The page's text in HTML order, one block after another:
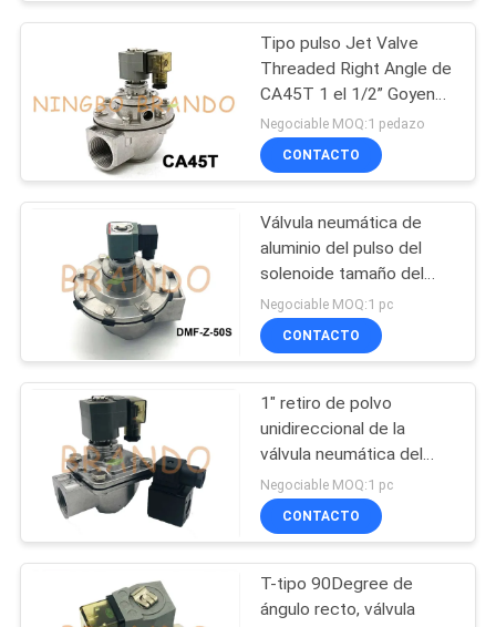
CONTACTA
NOSOTROS
SOLICITAR
UNA CITA
COMPANY
NEWS
MAPA
SITIO
POLÍTICA
DE
PRIVACIDAD
Bobina de la válvula
electromagnética
1071
armadura de la
válvula
electromagnética
495
1184
Tipo pulso Jet Valve
Threaded Right Angle de
CA45T 1 el 1/2” Goyen
para el filtro de bolso
Negociable MOQ:1 pedazo
CONTACTO
Válvula neumática de
aluminio del pulso del
solenoide tamaño del
puerto de 2 pulgadas
para el retiro de polvo
Negociable MOQ:1 pc
CONTACTO
1" retiro de polvo
unidireccional de la
válvula neumática del
pulso de la aleación de
aluminio de la pulgada
RCA25T
Negociable MOQ:1 pc
CONTACTO
T-tipo 90Degree de
ángulo recto, válvula